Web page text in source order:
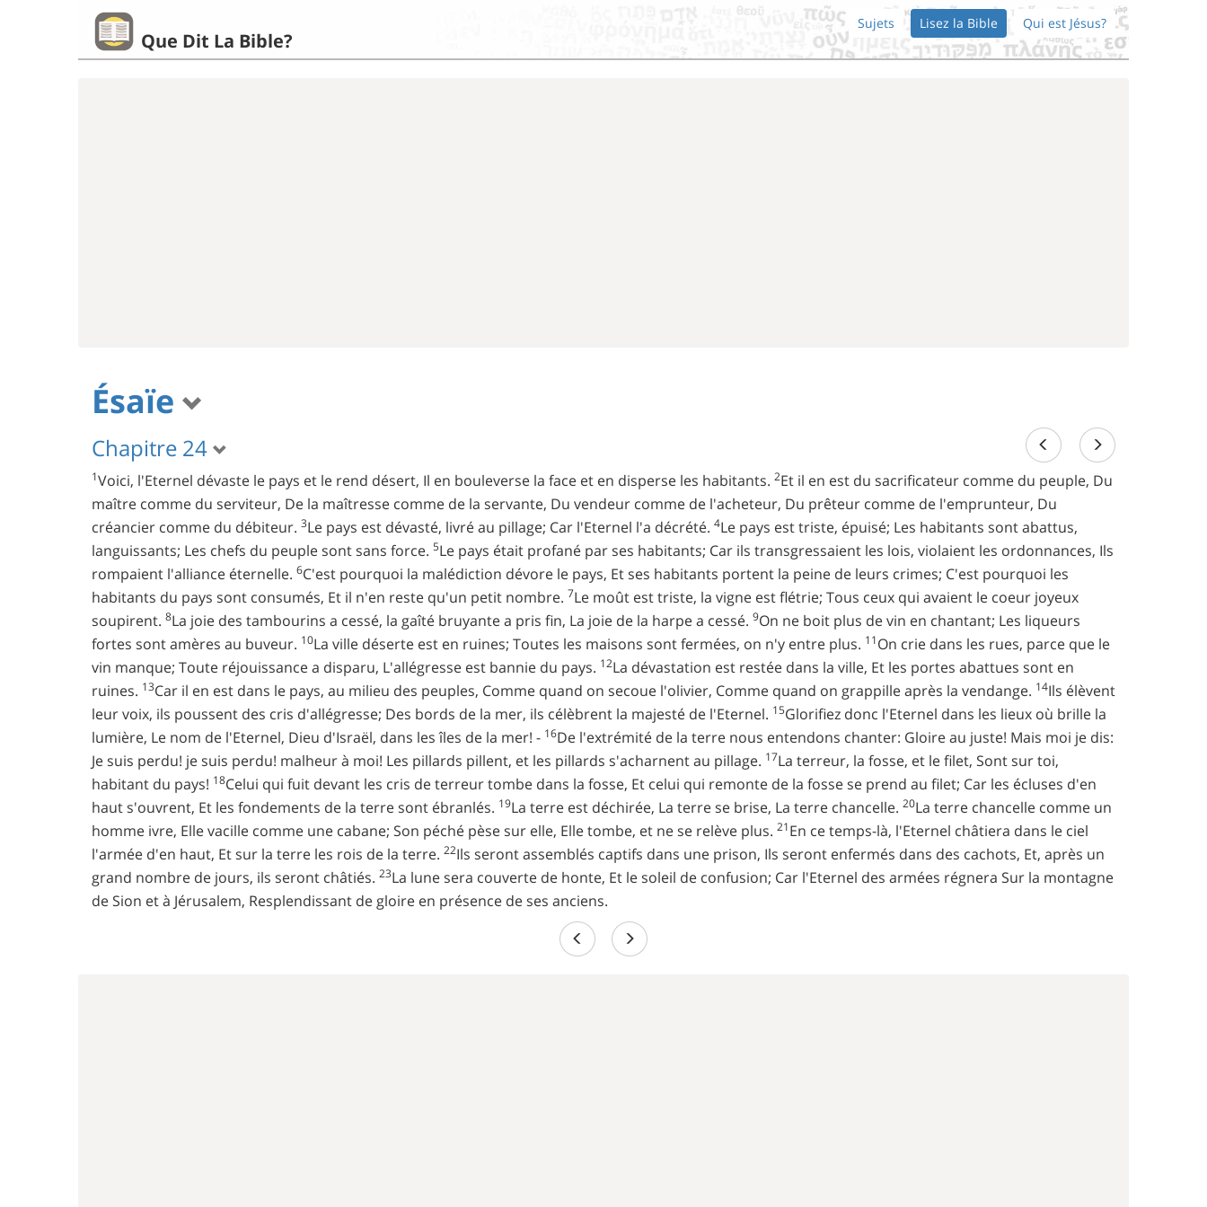
Que Dit La Bible?
Sujets Lisez la Bible Qui est Jésus?
Ésaïe
Chapitre 24
1Voici, l'Eternel dévaste le pays et le rend désert, Il en bouleverse la face et en disperse les habitants. 2Et il en est du sacrificateur comme du peuple, Du
maître comme du serviteur, De la maîtresse comme de la servante, Du vendeur comme de l'acheteur, Du prêteur comme de l'emprunteur, Du
créancier comme du débiteur. 3Le pays est dévasté, livré au pillage; Car l'Eternel l'a décrété. 4Le pays est triste, épuisé; Les habitants sont abattus,
languissants; Les chefs du peuple sont sans force. 5Le pays était profané par ses habitants; Car ils transgressaient les lois, violaient les ordonnances, Ils
rompaient l'alliance éternelle. 6C'est pourquoi la malédiction dévore le pays, Et ses habitants portent la peine de leurs crimes; C'est pourquoi les
habitants du pays sont consumés, Et il n'en reste qu'un petit nombre. 7Le moût est triste, la vigne est flétrie; Tous ceux qui avaient le coeur joyeux
soupirent. 8La joie des tambourins a cessé, la gaîté bruyante a pris fin, La joie de la harpe a cessé. 9On ne boit plus de vin en chantant; Les liqueurs
fortes sont amères au buveur. 10La ville déserte est en ruines; Toutes les maisons sont fermées, on n'y entre plus. 11On crie dans les rues, parce que le
vin manque; Toute réjouissance a disparu, L'allégresse est bannie du pays. 12La dévastation est restée dans la ville, Et les portes abattues sont en
ruines. 13Car il en est dans le pays, au milieu des peuples, Comme quand on secoue l'olivier, Comme quand on grappille après la vendange. 14Ils élèvent
leur voix, ils poussent des cris d'allégresse; Des bords de la mer, ils célèbrent la majesté de l'Eternel. 15Glorifiez donc l'Eternel dans les lieux où brille la
lumière, Le nom de l'Eternel, Dieu d'Israël, dans les îles de la mer! - 16De l'extrémité de la terre nous entendons chanter: Gloire au juste! Mais moi je dis:
Je suis perdu! je suis perdu! malheur à moi! Les pillards pillent, et les pillards s'acharnent au pillage. 17La terreur, la fosse, et le filet, Sont sur toi,
habitant du pays! 18Celui qui fuit devant les cris de terreur tombe dans la fosse, Et celui qui remonte de la fosse se prend au filet; Car les écluses d'en
haut s'ouvrent, Et les fondements de la terre sont ébranlés. 19La terre est déchirée, La terre se brise, La terre chancelle. 20La terre chancelle comme un
homme ivre, Elle vacille comme une cabane; Son péché pèse sur elle, Elle tombe, et ne se relève plus. 21En ce temps-là, l'Eternel châtiera dans le ciel
l'armée d'en haut, Et sur la terre les rois de la terre. 22Ils seront assemblés captifs dans une prison, Ils seront enfermés dans des cachots, Et, après un
grand nombre de jours, ils seront châtiés. 23La lune sera couverte de honte, Et le soleil de confusion; Car l'Eternel des armées régnera Sur la montagne
de Sion et à Jérusalem, Resplendissant de gloire en présence de ses anciens.